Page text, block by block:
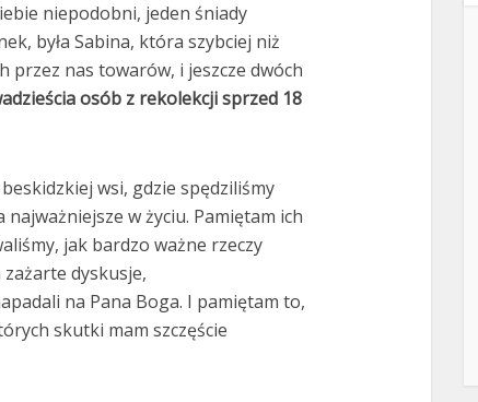
niepodobni, jeden śniady
była Sabina, która szybciej niż
przez nas towarów, i jeszcze dwóch
osób z rekolekcji sprzed 18
beskidzkiej wsi, gdzie spędziliśmy
w życiu. Pamiętam ich
jak bardzo ważne rzeczy
dyskusje,
na Pana Boga. I pamiętam to,
skutki mam szczęście